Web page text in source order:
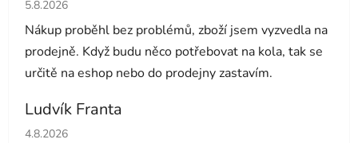
5.8.2026
Nákup proběhl bez problémů, zboží jsem vyzvedla na
prodejně. Když budu něco potřebovat na kola, tak se
určitě na eshop nebo do prodejny zastavím.
Ludvík Franta
Hodnocení obchodu je 5 z 5 hvězdiček.
4.8.2026